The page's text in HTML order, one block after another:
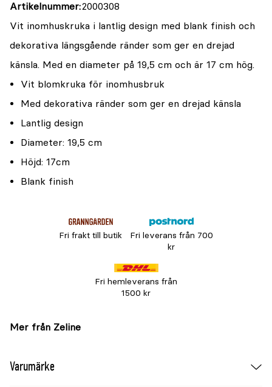
Artikelnummer 2000308
Vit inomhuskruka i lantlig design med blank finish och
dekorativa längsgående ränder som ger en drejad
känsla. Med en diameter på 19,5 cm och är 17 cm hög.
Vit blomkruka för inomhusbruk
Med dekorativa ränder som ger en drejad känsla
Lantlig design
Diameter: 19,5 cm
Höjd: 17cm
Blank finish
Fri frakt till butik
Fri leverans från 700
kr
Fri hemleverans från
1500 kr
Mer från Zeline
Varumärke